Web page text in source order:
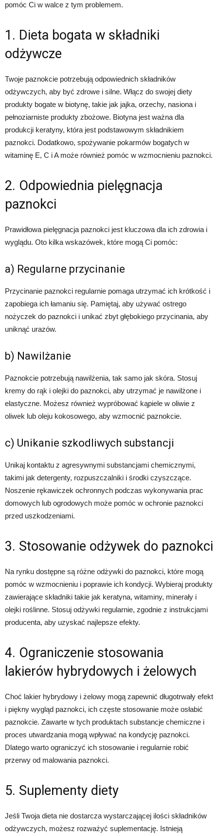
pomóc Ci w walce z tym problemem.
1. Dieta bogata w składniki
odżywcze
Twoje paznokcie potrzebują odpowiednich składników
odżywczych, aby być zdrowe i silne. Włącz do swojej diety
produkty bogate w biotynę, takie jak jajka, orzechy, nasiona i
pełnoziarniste produkty zbożowe. Biotyna jest ważna dla
produkcji keratyny, która jest podstawowym składnikiem
paznokci. Dodatkowo, spożywanie pokarmów bogatych w
witaminę E, C i A może również pomóc w wzmocnieniu paznokci.
2. Odpowiednia pielęgnacja
paznokci
Prawidłowa pielęgnacja paznokci jest kluczowa dla ich zdrowia i
wyglądu. Oto kilka wskazówek, które mogą Ci pomóc:
a) Regularne przycinanie
Przycinanie paznokci regularnie pomaga utrzymać ich krótkość i
zapobiega ich łamaniu się. Pamiętaj, aby używać ostrego
nożyczek do paznokci i unikać zbyt głębokiego przycinania, aby
uniknąć urazów.
b) Nawilżanie
Paznokcie potrzebują nawilżenia, tak samo jak skóra. Stosuj
kremy do rąk i olejki do paznokci, aby utrzymać je nawilżone i
elastyczne. Możesz również wypróbować kąpiele w oliwie z
oliwek lub oleju kokosowego, aby wzmocnić paznokcie.
c) Unikanie szkodliwych substancji
Unikaj kontaktu z agresywnymi substancjami chemicznymi,
takimi jak detergenty, rozpuszczalniki i środki czyszczące.
Noszenie rękawiczek ochronnych podczas wykonywania prac
domowych lub ogrodowych może pomóc w ochronie paznokci
przed uszkodzeniami.
3. Stosowanie odżywek do paznokci
Na rynku dostępne są różne odżywki do paznokci, które mogą
pomóc w wzmocnieniu i poprawie ich kondycji. Wybieraj produkty
zawierające składniki takie jak keratyna, witaminy, minerały i
olejki roślinne. Stosuj odżywki regularnie, zgodnie z instrukcjami
producenta, aby uzyskać najlepsze efekty.
4. Ograniczenie stosowania
lakierów hybrydowych i żelowych
Choć lakier hybrydowy i żelowy mogą zapewnić długotrwały efekt
i piękny wygląd paznokci, ich częste stosowanie może osłabić
paznokcie. Zawarte w tych produktach substancje chemiczne i
proces utwardzania mogą wpływać na kondycję paznokci.
Dlatego warto ograniczyć ich stosowanie i regularnie robić
przerwy od malowania paznokci.
5. Suplementy diety
Jeśli Twoja dieta nie dostarcza wystarczającej ilości składników
odżywczych, możesz rozważyć suplementację. Istnieją